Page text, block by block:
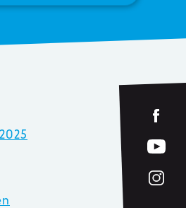
van de website mogelijk,
en accountbeheer.
cookies kan de
worden gebruikt.
Provider /
Domein